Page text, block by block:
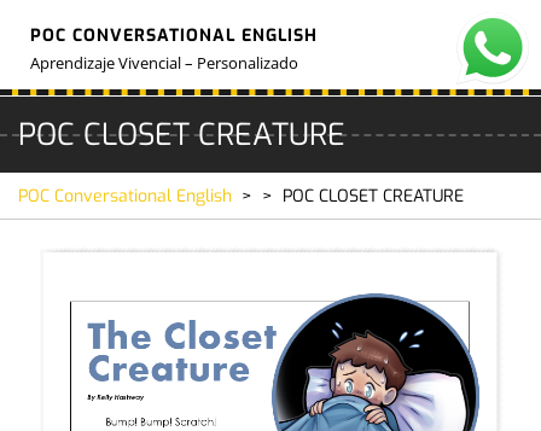
content
POC CONVERSATIONAL ENGLISH
Aprendizaje Vivencial – Personalizado
POC CLOSET CREATURE
POC Conversational English > > POC CLOSET CREATURE